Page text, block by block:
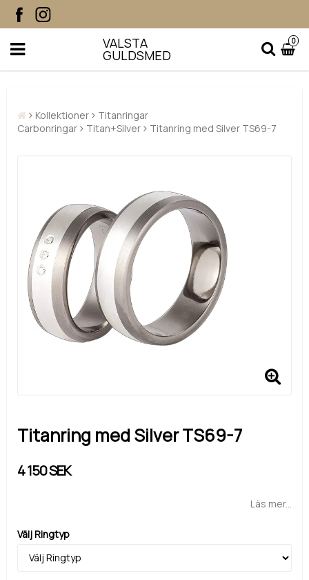
VALSTA
GULDSMED
0
Kollektioner
Titanringar
Carbonringar
Titan+Silver Titanring med Silver TS69-7
Titanring med Silver TS69-7
4 150 SEK
Läs mer...
Välj Ringtyp